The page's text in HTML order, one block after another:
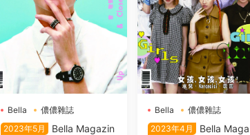
Bella
儂儂雜誌
2023年5月
Bella Magazin
Bella
儂儂雜誌
2023年4月
Bella